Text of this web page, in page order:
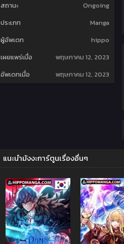
สถานะ
Ongoing
ประเภท
Manga
ผู้อัพเดท
hippo
เผยแพร่เมื่อ
พฤษภาคม 12, 2023
อัพเดทเมื่อ
พฤษภาคม 12, 2023
แนะนำมังงะการ์ตูนเรื่องอื่นๆ